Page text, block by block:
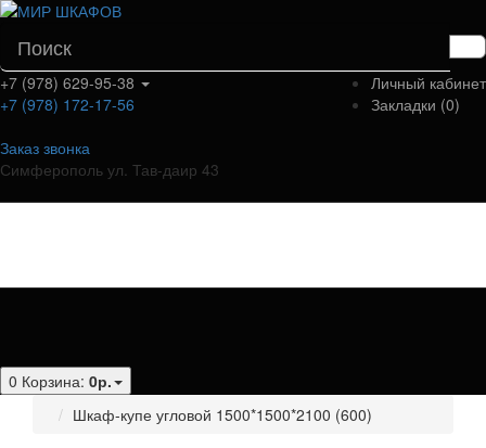
Личный кабинет
Закладки (0)
+7 (978) 629-95-38
+7 (978) 172-17-56
Заказ звонка
Симферополь ул. Тав-даир 43
0 Корзина: 0р.
Шкаф-купе угловой 1500*1500*2100 (600)